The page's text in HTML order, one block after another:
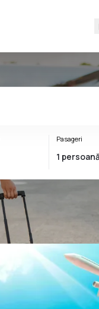
Pasageri